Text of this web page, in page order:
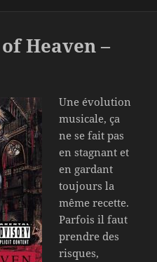
Heaven –
Une évolution
musicale, ça
ne se fait pas
en stagnant et
en gardant
toujours la
même recette.
Parfois il faut
prendre des
risques,